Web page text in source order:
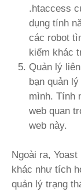
.htaccess
dụng tính
các robot
kiếm khác
Quản lý
bạn quản
mình. Tính
web quan
web này.
Ngoài ra,
khác như tích
quản lý trạng